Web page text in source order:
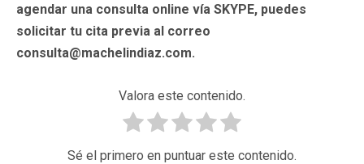
agendar una consulta online vía SKYPE, puedes
solicitar tu cita previa al correo
consulta@machelindiaz.com.
Valora este contenido.
Sé el primero en puntuar este contenido.